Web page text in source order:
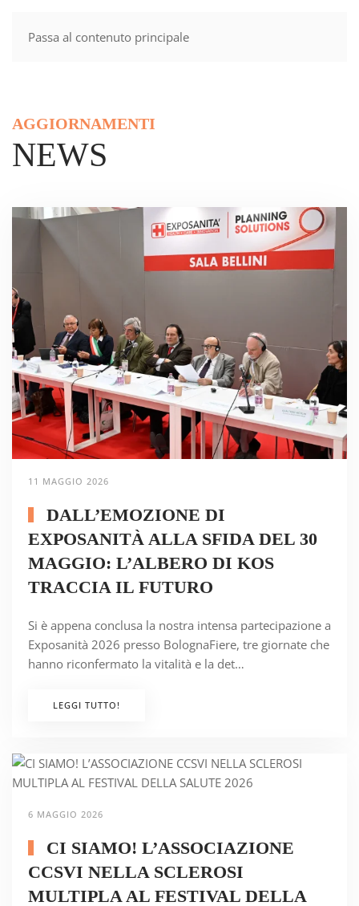
Passa al contenuto principale
MENU
AGGIORNAMENTI
NEWS
11 MAGGIO 2026
DALL’EMOZIONE DI
EXPOSANITÀ ALLA SFIDA DEL 30
MAGGIO: L’ALBERO DI KOS
TRACCIA IL FUTURO
Si è appena conclusa la nostra intensa partecipazione a
Exposanità 2026 presso BolognaFiere, tre giornate che
hanno riconfermato la vitalità e la det…
LEGGI TUTTO!
6 MAGGIO 2026
CI SIAMO! L’ASSOCIAZIONE
CCSVI NELLA SCLEROSI
MULTIPLA AL FESTIVAL DELLA